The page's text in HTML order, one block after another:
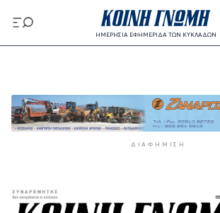
Παράκαμψη προς το κυρίως περιεχόμενο
ΗΜΕΡΗΣΙΑ ΕΦΗΜΕΡΙΔΑ ΤΩΝ ΚΥΚΛΑΔΩΝ
ΔΙΑΦΉΜΙΣΗ